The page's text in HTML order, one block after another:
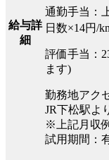
給与詳
細
通勤手当：
日数×14円/
評価手当：
ます)
勤務地アク
JR下松駅よ
※上記月収
試用期間：